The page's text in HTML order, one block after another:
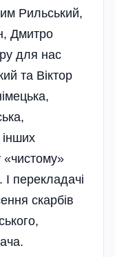
Рильський,
Дмитро
для нас
та Віктор
інших
«чистому»
перекладачі
скарбів